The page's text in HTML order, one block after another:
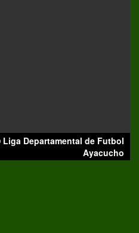
Departamental de Futbol
Ayacucho